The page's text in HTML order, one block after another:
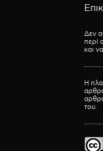
Δεν
περί
και
Η
του.